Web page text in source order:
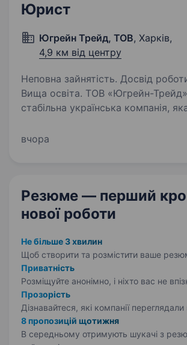
Юрист
Югрейн Трейд, ТОВ, Харків,
4,9 км від центру
Неповна зайнятість. Досвід
Вища освіта. ТОВ «Югрейн-Трейд» —
стабільна українська компанія,
зернових і продуктів їх переробки. Ми цінуємо
вчора
Резюме — перший
нової роботи
Не більше 3 хвилин
Щоб створити та розмістити ваше
Приватність
Розміщуйте анонімно, і ніхто вас не
Прозорість
Дізнавайтеся, які компанії
8 пропозицій щотижня
В середньому отримують шукачі з